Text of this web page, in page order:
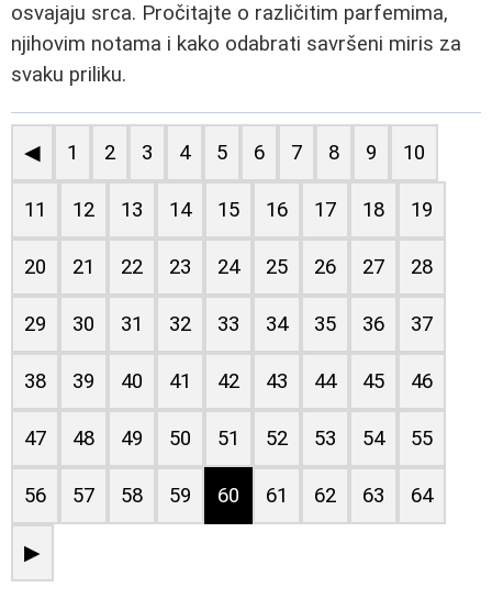
osvajaju srca. Pročitajte o različitim parfemima,
njihovim notama i kako odabrati savršeni miris za
svaku priliku.
◀ 1 2 3 4 5 6 7 8 9 10
11 12 13 14 15 16 17 18 19
20 21 22 23 24 25 26 27 28
29 30 31 32 33 34 35 36 37
38 39 40 41 42 43 44 45 46
47 48 49 50 51 52 53 54 55
56 57 58 59 60 61 62 63 64
▶